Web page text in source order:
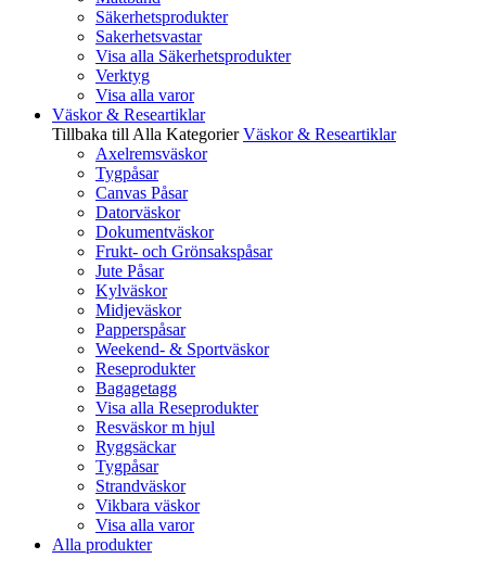
Säkerhetsprodukter
Sakerhetsvastar
Visa alla Säkerhetsprodukter
Verktyg
Visa alla varor
Väskor & Researtiklar
Tillbaka till Alla Kategorier Väskor & Researtiklar
Axelremsväskor
Tygpåsar
Canvas Påsar
Datorväskor
Dokumentväskor
Frukt- och Grönsakspåsar
Jute Påsar
Kylväskor
Midjeväskor
Papperspåsar
Weekend- & Sportväskor
Reseprodukter
Bagagetagg
Visa alla Reseprodukter
Resväskor m hjul
Ryggsäckar
Tygpåsar
Strandväskor
Vikbara väskor
Visa alla varor
Alla produkter